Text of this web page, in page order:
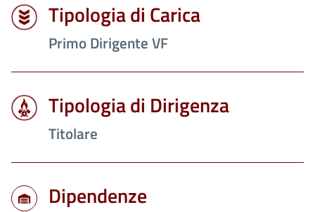
Tipologia di Carica
Primo Dirigente VF
Tipologia di Dirigenza
Titolare
Dipendenze